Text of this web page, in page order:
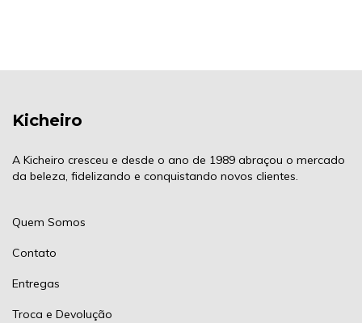
Kicheiro
A Kicheiro cresceu e desde o ano de 1989 abraçou o mercado
da beleza, fidelizando e conquistando novos clientes.
Quem Somos
Contato
Entregas
Troca e Devolução